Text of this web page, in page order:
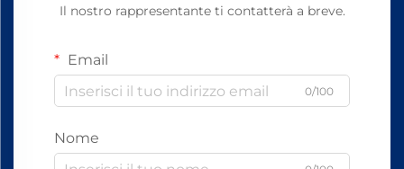
Il nostro rappresentante ti contatterà a breve.
Email
0/100
Nome